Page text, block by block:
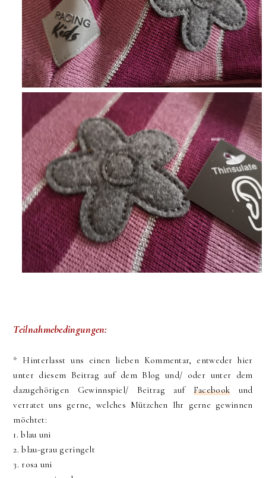
Teilnahmebedingungen:
* Hinterlasst uns einen lieben Kommentar, entweder hier
unter diesem Beitrag auf dem Blog und/ oder unter dem
dazugehörigen Gewinnspiel/ Beitrag auf Facebook und
verratet uns gerne, welches Mützchen Ihr gerne gewinnen
möchtet:
1. blau uni
2. blau-grau geringelt
3. rosa uni